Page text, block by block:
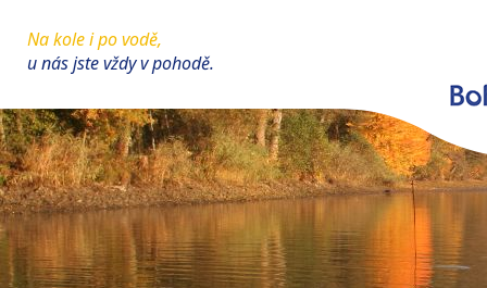
Na kole i po vodě,
u nás jste vždy v pohodě.